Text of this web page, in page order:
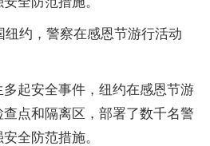
纽约，警察在感恩节游行活动
起安全事件，纽约在感恩节游
点和隔离区，部署了数千名警
全防范措施。